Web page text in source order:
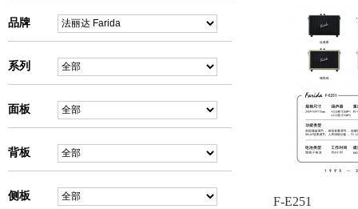
品牌
系列
面板
背板
侧板 F-E251